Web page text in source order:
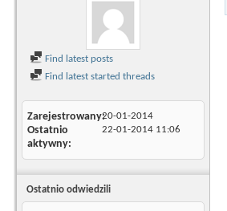
Find latest posts
Find latest started threads
Zarejestrowany20-01-2014
Ostatnio
aktywny
22-01-2014 11:06
Ostatnio odwiedzili